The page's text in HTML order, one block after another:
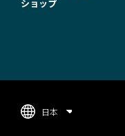
I
G
ショップ
日本